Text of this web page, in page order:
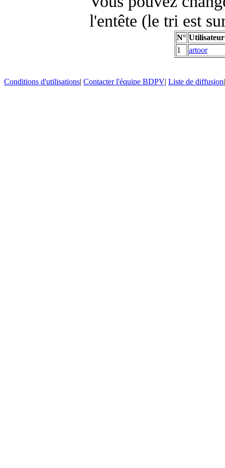
l'entête (le tri est
N° Utilisateur
1
artoor
Conditions d'utilisations| Contacter l'équipe BDPV| Liste de diffusion